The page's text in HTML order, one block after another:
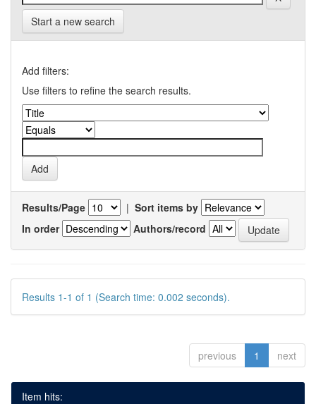
Start a new search
Add filters:
Use filters to refine the search results.
Results/Page | Sort items by
In order
Authors/record
Results 1-1 of 1 (Search time: 0.002 seconds).
previous 1 next
Item hits: